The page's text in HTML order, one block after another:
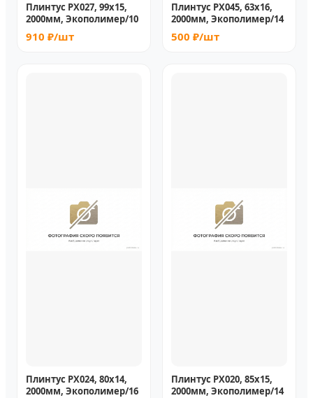
Плинтус PX027, 99х15,
2000мм, Экополимер/10
910 ₽/шт
Плинтус PX045, 63х16,
2000мм, Экополимер/14
500 ₽/шт
Плинтус PX024, 80х14,
2000мм, Экополимер/16
Плинтус PX020, 85х15,
2000мм, Экополимер/14